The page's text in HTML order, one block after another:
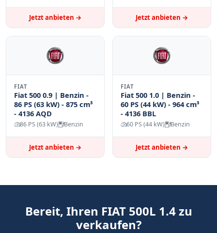
Jetzt anbieten → Jetzt anbieten →
FIAT
Fiat 500 0.9 | Benzin -
86 PS (63 kW) - 875 cm³
- 4136 AQD
86 PS (63 kW) Benzin
Jetzt anbieten →
FIAT
Fiat 500 1.0 | Benzin -
60 PS (44 kW) - 964 cm³
- 4136 BBL
60 PS (44 kW) Benzin
Jetzt anbieten →
Bereit, Ihren FIAT 500L 1.4 zu
verkaufen?